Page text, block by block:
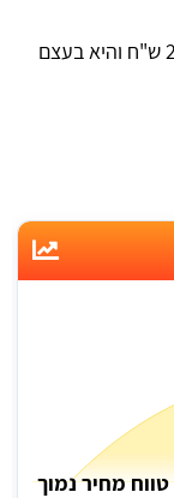
מחיר הרכבה כסא משרדי תהיה בין 150 - 250 ש"ח והיא בעצם
טווח מחיר נמוך